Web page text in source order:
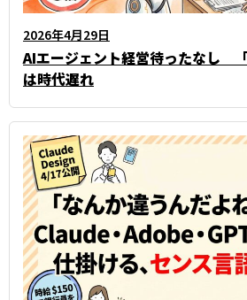
2026年4月29日
AIエージェント経営待ったなし 「
は時代遅れ